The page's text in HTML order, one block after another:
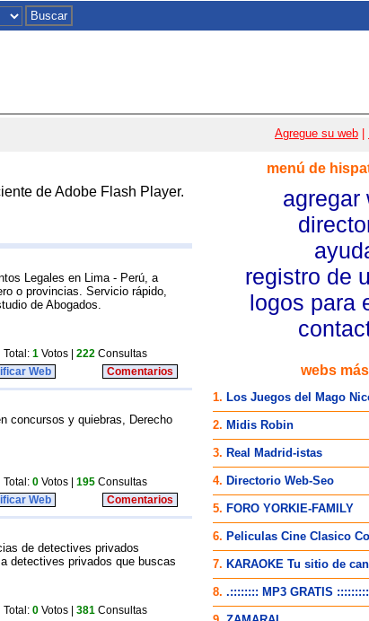
Agregue su web
de Adobe Flash Player.
Legales en Lima - Perú, a
o provincias. Servicio rápido,
de Abogados.
Total: 1 Votos | 222 Consultas
Web Comentarios
concursos y quiebras, Derecho
Total: 0 Votos | 195 Consultas
Web Comentarios
de detectives privados
detectives privados que buscas
Total: 0 Votos | 381 Consultas